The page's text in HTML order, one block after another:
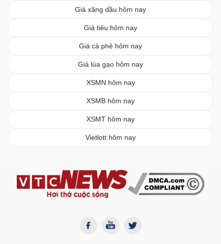
Giá xăng dầu hôm nay
Giá tiêu hôm nay
Giá cà phê hôm nay
Giá lúa gạo hôm nay
XSMN hôm nay
XSMB hôm nay
XSMT hôm nay
Vietlott hôm nay